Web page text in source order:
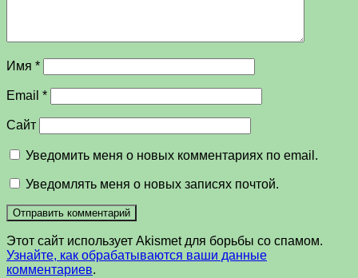
Имя *
Email *
Сайт
Уведомить меня о новых комментариях по email.
Уведомлять меня о новых записях почтой.
Этот сайт использует Akismet для борьбы со спамом.
Узнайте, как обрабатываются ваши данные
комментариев.